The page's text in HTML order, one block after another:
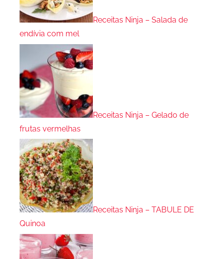
Receitas Ninja – Salada de
endívia com mel
Receitas Ninja – Gelado de
frutas vermelhas
Receitas Ninja – TABULE DE
Quinoa